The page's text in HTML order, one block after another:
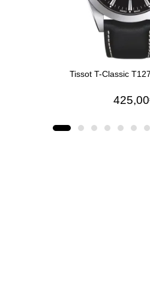
Tissot T-Classic